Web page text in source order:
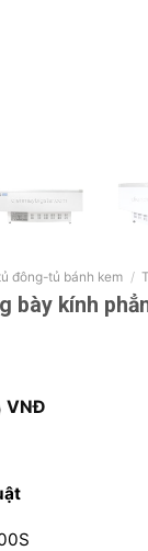
đông-tủ bánh kem /
bày kính
VNĐ